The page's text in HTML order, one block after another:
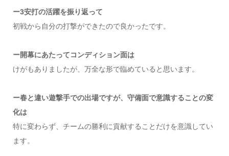
ー3安打の活躍を振り返って
初戦から自分の打撃ができたので良かったです。
ー開幕にあたってコンディション面は
けがもありましたが、万全な形で臨めていると思います。
ー春と違い遊撃手での出場ですが、守備面で意識することの変
化は
特に変わらず、チームの勝利に貢献することだけを意識してい
ます。